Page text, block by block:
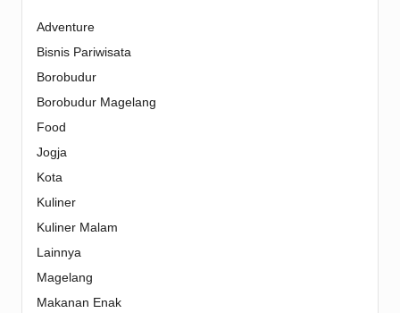
Adventure
Bisnis Pariwisata
Borobudur
Borobudur Magelang
Food
Jogja
Kota
Kuliner
Kuliner Malam
Lainnya
Magelang
Makanan Enak